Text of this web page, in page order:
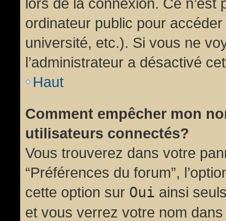
ordinateur public pour
université, etc.). Si vous ne
l’administrateur a désactivé
Haut
Comment empêcher mon
utilisateurs connectés?
Vous trouverez dans votre
“Préférences du forum”,
cette option sur Oui ainsi
et vous verrez votre nom